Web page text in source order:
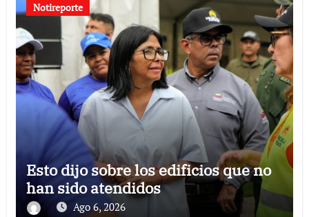
Notireporte
Esto dijo sobre los edificios que no
han sido atendidos
Ago 6, 2026